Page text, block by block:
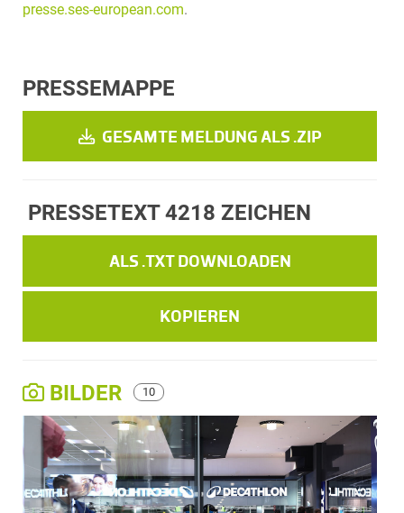
presse.ses-european.com.
PRESSEMAPPE
GESAMTE MELDUNG ALS .ZIP
PRESSETEXT4218 ZEICHEN
ALS .TXT DOWNLOADEN
KOPIEREN
BILDER 10